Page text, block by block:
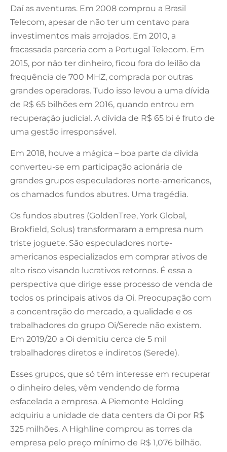
Daí as aventuras. Em 2008 comprou a Brasil
Telecom, apesar de não ter um centavo para
investimentos mais arrojados. Em 2010, a
fracassada parceria com a Portugal Telecom. Em
2015, por não ter dinheiro, ficou fora do leilão da
frequência de 700 MHZ, comprada por outras
grandes operadoras. Tudo isso levou a uma dívida
de R$ 65 bilhões em 2016, quando entrou em
recuperação judicial. A dívida de R$ 65 bi é fruto de
uma gestão irresponsável.
Em 2018, houve a mágica – boa parte da dívida
converteu-se em participação acionária de
grandes grupos especuladores norte-americanos,
os chamados fundos abutres. Uma tragédia.
Os fundos abutres (GoldenTree, York Global,
Brokfield, Solus) transformaram a empresa num
triste joguete. São especuladores norte-
americanos especializados em comprar ativos de
alto risco visando lucrativos retornos. É essa a
perspectiva que dirige esse processo de venda de
todos os principais ativos da Oi. Preocupação com
a concentração do mercado, a qualidade e os
trabalhadores do grupo Oi/Serede não existem.
Em 2019/20 a Oi demitiu cerca de 5 mil
trabalhadores diretos e indiretos (Serede).
Esses grupos, que só têm interesse em recuperar
o dinheiro deles, vêm vendendo de forma
esfacelada a empresa. A Piemonte Holding
adquiriu a unidade de data centers da Oi por R$
325 milhões. A Highline comprou as torres da
empresa pelo preço mínimo de R$ 1,076 bilhão.